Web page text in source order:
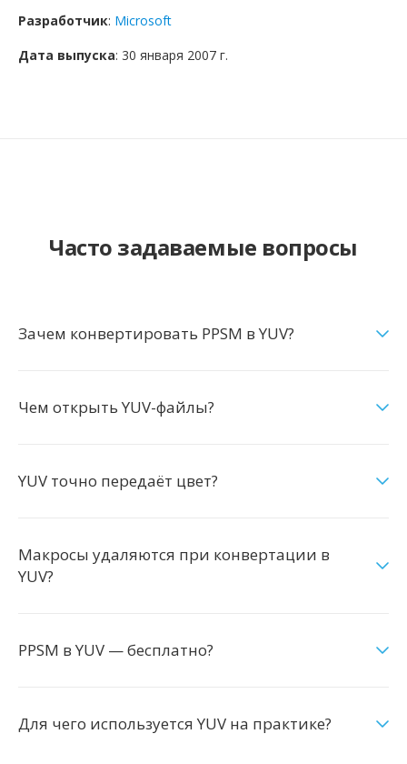
Разработчик: Microsoft
Дата выпуска: 30 января 2007 г.
Часто задаваемые вопросы
Зачем конвертировать PPSM в YUV?
Чем открыть YUV-файлы?
YUV точно передаёт цвет?
Макросы удаляются при конвертации в
YUV?
PPSM в YUV — бесплатно?
Для чего используется YUV на практике?